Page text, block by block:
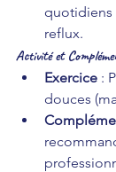
quotidiens
reflux.
Activité et
Exercice :
douces